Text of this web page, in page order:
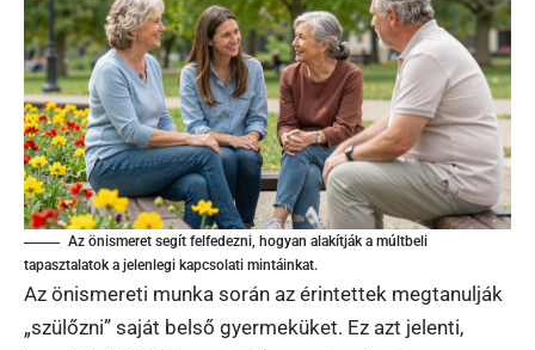
Az önismeret segít felfedezni, hogyan alakítják a múltbeli
tapasztalatok a jelenlegi kapcsolati mintáinkat.
Az önismereti munka során az érintettek megtanulják
„szülőzni” saját belső gyermeküket. Ez azt jelenti,